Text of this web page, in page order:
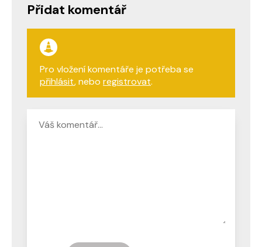
Přidat komentář
Pro vložení komentáře je potřeba se
přihlásit, nebo registrovat.